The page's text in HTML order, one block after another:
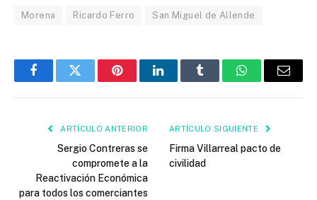
Morena Ricardo Ferro San Miguel de Allende
FacebookTwitter PinterestLinkedInTumblr WhatsAppEmail
ARTÍCULO ANTERIOR
Sergio Contreras se
compromete a la
Reactivación Económica
para todos los comerciantes
ARTÍCULO SIGUIENTE
Firma Villarreal pacto de
civilidad